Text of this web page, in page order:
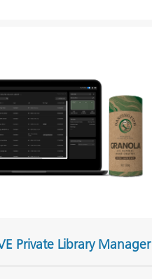
Private Library Manager